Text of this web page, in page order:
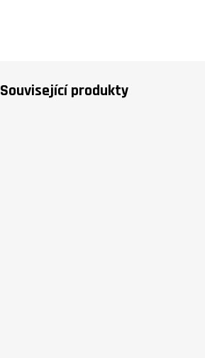
Související produkty